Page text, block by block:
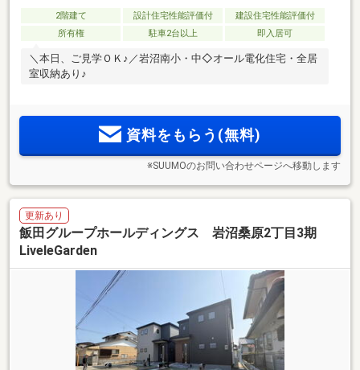
2階建て 設計住宅性能評価付
建設住宅性能評価付
所有権
駐車2台以上 即入居可
＼本日、ご見学ＯＫ♪／岩沼南小・中◇オール電化住宅・全居
室収納あり♪
資料をもらう(無料)
※SUUMOのお問い合わせページへ移動します
更新あり
飯田グループホールディングス 岩沼桑原2丁目3期
LiveleGarden